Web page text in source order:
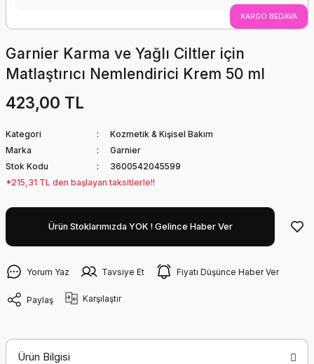
KARGO BEDAVA
Garnier Karma ve Yağlı Ciltler için
Matlaştırıcı Nemlendirici Krem 50 ml
423,00 TL
Kategori
Kozmetik & Kişisel Bakım
Marka
Garnier
Stok Kodu
3600542045599
*215,31 TL den başlayan taksitlerle!!
Ürün Stoklarımızda YOK ! Gelince Haber Ver
Yorum Yaz Tavsiye Et Fiyatı Düşünce Haber Ver
Paylaş Karşılaştır
Ürün Bilgisi